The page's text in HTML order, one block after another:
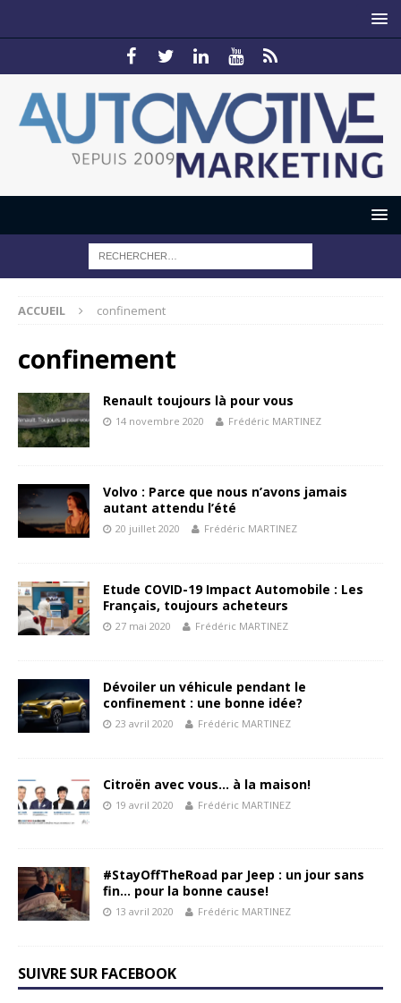
ACCUEIL confinement
confinement
Renault toujours là pour vous
14 novembre 2020 Frédéric MARTINEZ
Volvo : Parce que nous n’avons jamais
autant attendu l’été
20 juillet 2020 Frédéric MARTINEZ
Etude COVID-19 Impact Automobile : Les
Français, toujours acheteurs
27 mai 2020 Frédéric MARTINEZ
Dévoiler un véhicule pendant le
confinement : une bonne idée?
23 avril 2020 Frédéric MARTINEZ
Citroën avec vous… à la maison!
19 avril 2020 Frédéric MARTINEZ
#StayOffTheRoad par Jeep : un jour sans
fin… pour la bonne cause!
13 avril 2020 Frédéric MARTINEZ
SUIVRE SUR FACEBOOK